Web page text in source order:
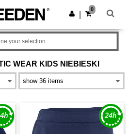
Pobierz app
0
WEAR KIDS NIEBIESKI
your selection